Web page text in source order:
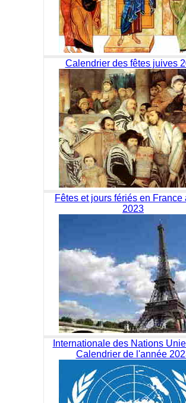
Calendrier des fêtes juives
Fêtes et jours fériés en France
2023
Internationale des Nations
Calendrier de l'année